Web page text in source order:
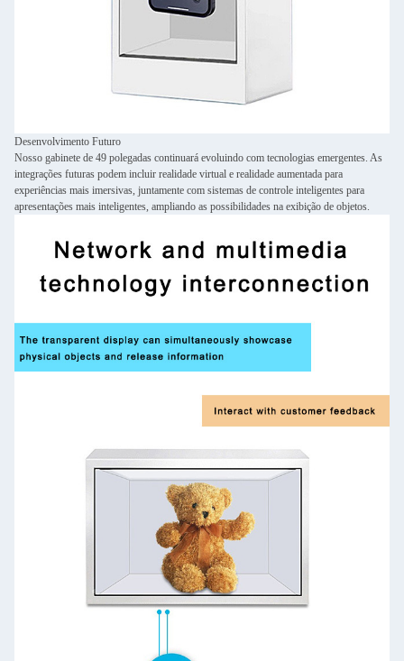
Desenvolvimento Futuro
Nosso gabinete de 49 polegadas continuará evoluindo com tecnologias emergentes. As
integrações futuras podem incluir realidade virtual e realidade aumentada para
experiências mais imersivas, juntamente com sistemas de controle inteligentes para
apresentações mais inteligentes, ampliando as possibilidades na exibição de objetos.